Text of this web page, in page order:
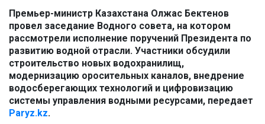
Премьер-министр Казахстана Олжас Бектенов
провел заседание Водного совета, на котором
рассмотрели исполнение поручений Президента по
развитию водной отрасли. Участники обсудили
строительство новых водохранилищ,
модернизацию оросительных каналов, внедрение
водосберегающих технологий и цифровизацию
системы управления водными ресурсами, передает
Paryz.kz.